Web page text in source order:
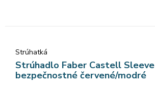
Strúhatká
Strúhadlo Faber Castell Sleeve
bezpečnostné červené/modré